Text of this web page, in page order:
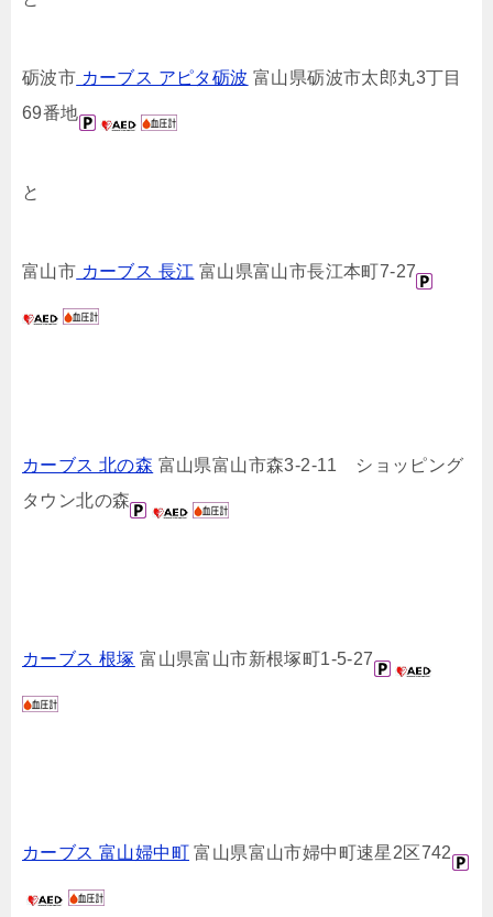
砺波市 カーブス アピタ砺波 富山県砺波市太郎丸3丁目
69番地
と
富山市 カーブス 長江 富山県富山市長江本町7-27
カーブス 北の森 富山県富山市森3-2-11 ショッピング
タウン北の森
カーブス 根塚 富山県富山市新根塚町1-5-27
カーブス 富山婦中町 富山県富山市婦中町速星2区742